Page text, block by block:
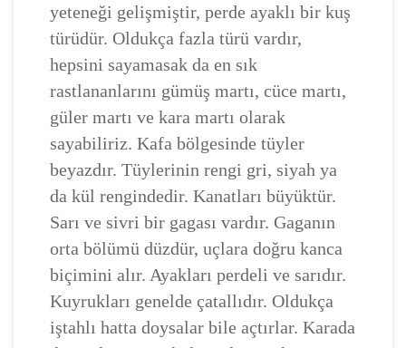
yeteneği gelişmiştir, perde ayaklı bir kuş
türüdür. Oldukça fazla türü vardır,
hepsini sayamasak da en sık
rastlananlarını gümüş martı, cüce martı,
güler martı ve kara martı olarak
sayabiliriz. Kafa bölgesinde tüyler
beyazdır. Tüylerinin rengi gri, siyah ya
da kül rengindedir. Kanatları büyüktür.
Sarı ve sivri bir gagası vardır. Gaganın
orta bölümü düzdür, uçlara doğru kanca
biçimini alır. Ayakları perdeli ve sarıdır.
Kuyrukları genelde çatallıdır. Oldukça
iştahlı hatta doysalar bile açtırlar. Karada